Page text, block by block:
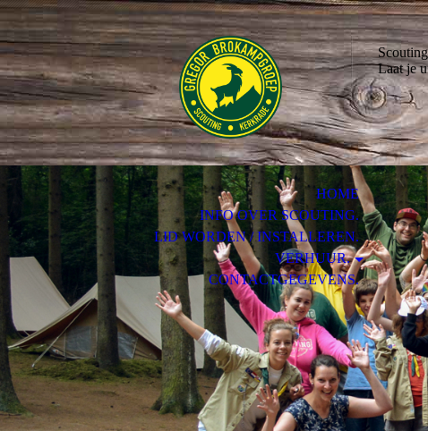
Laat je
HOME
INFO OVER SCOUTING.
LID WORDEN / INSTALLEREN.
VERHUUR.
CONTACTGEGEVENS.